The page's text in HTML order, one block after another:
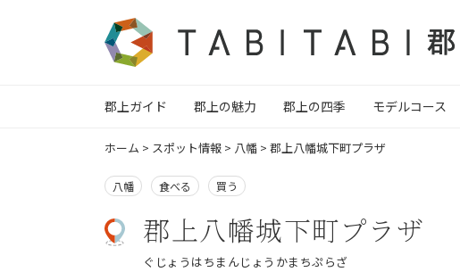
郡上ガイド 郡上の魅力 郡上の四季 モデルコース
ホーム > スポット情報 > 八幡 > 郡上八幡城下町プラザ
八幡 食べる 買う
郡上八幡城下町プラザ
ぐじょうはちまんじょうかまちぷらざ